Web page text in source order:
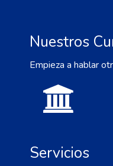
Nuestros
Empieza a hablar
Servicios